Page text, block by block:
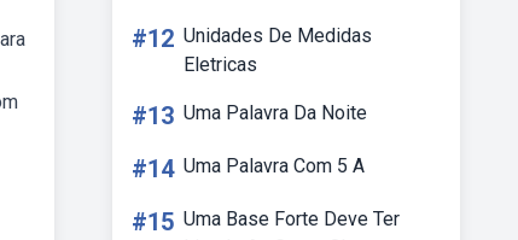
#12 Unidades De Medidas
Eletricas
#13 Uma Palavra Da Noite
#14 Uma Palavra Com 5 A
#15 Uma Base Forte Deve Ter